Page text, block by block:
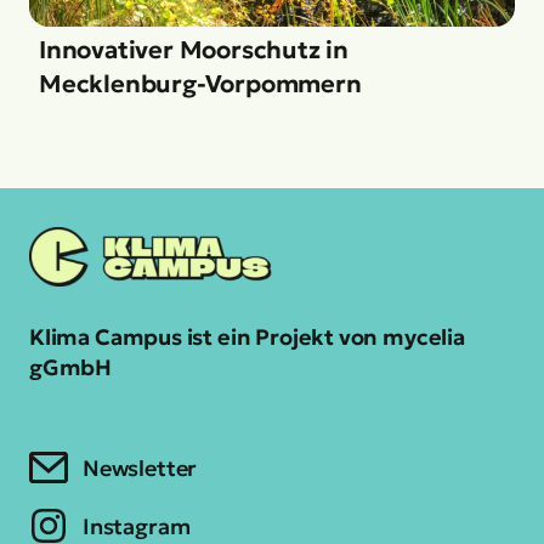
Innovativer Moorschutz in
Mecklenburg-Vorpommern
Klima Campus ist ein Projekt von mycelia
gGmbH
Newsletter
Instagram